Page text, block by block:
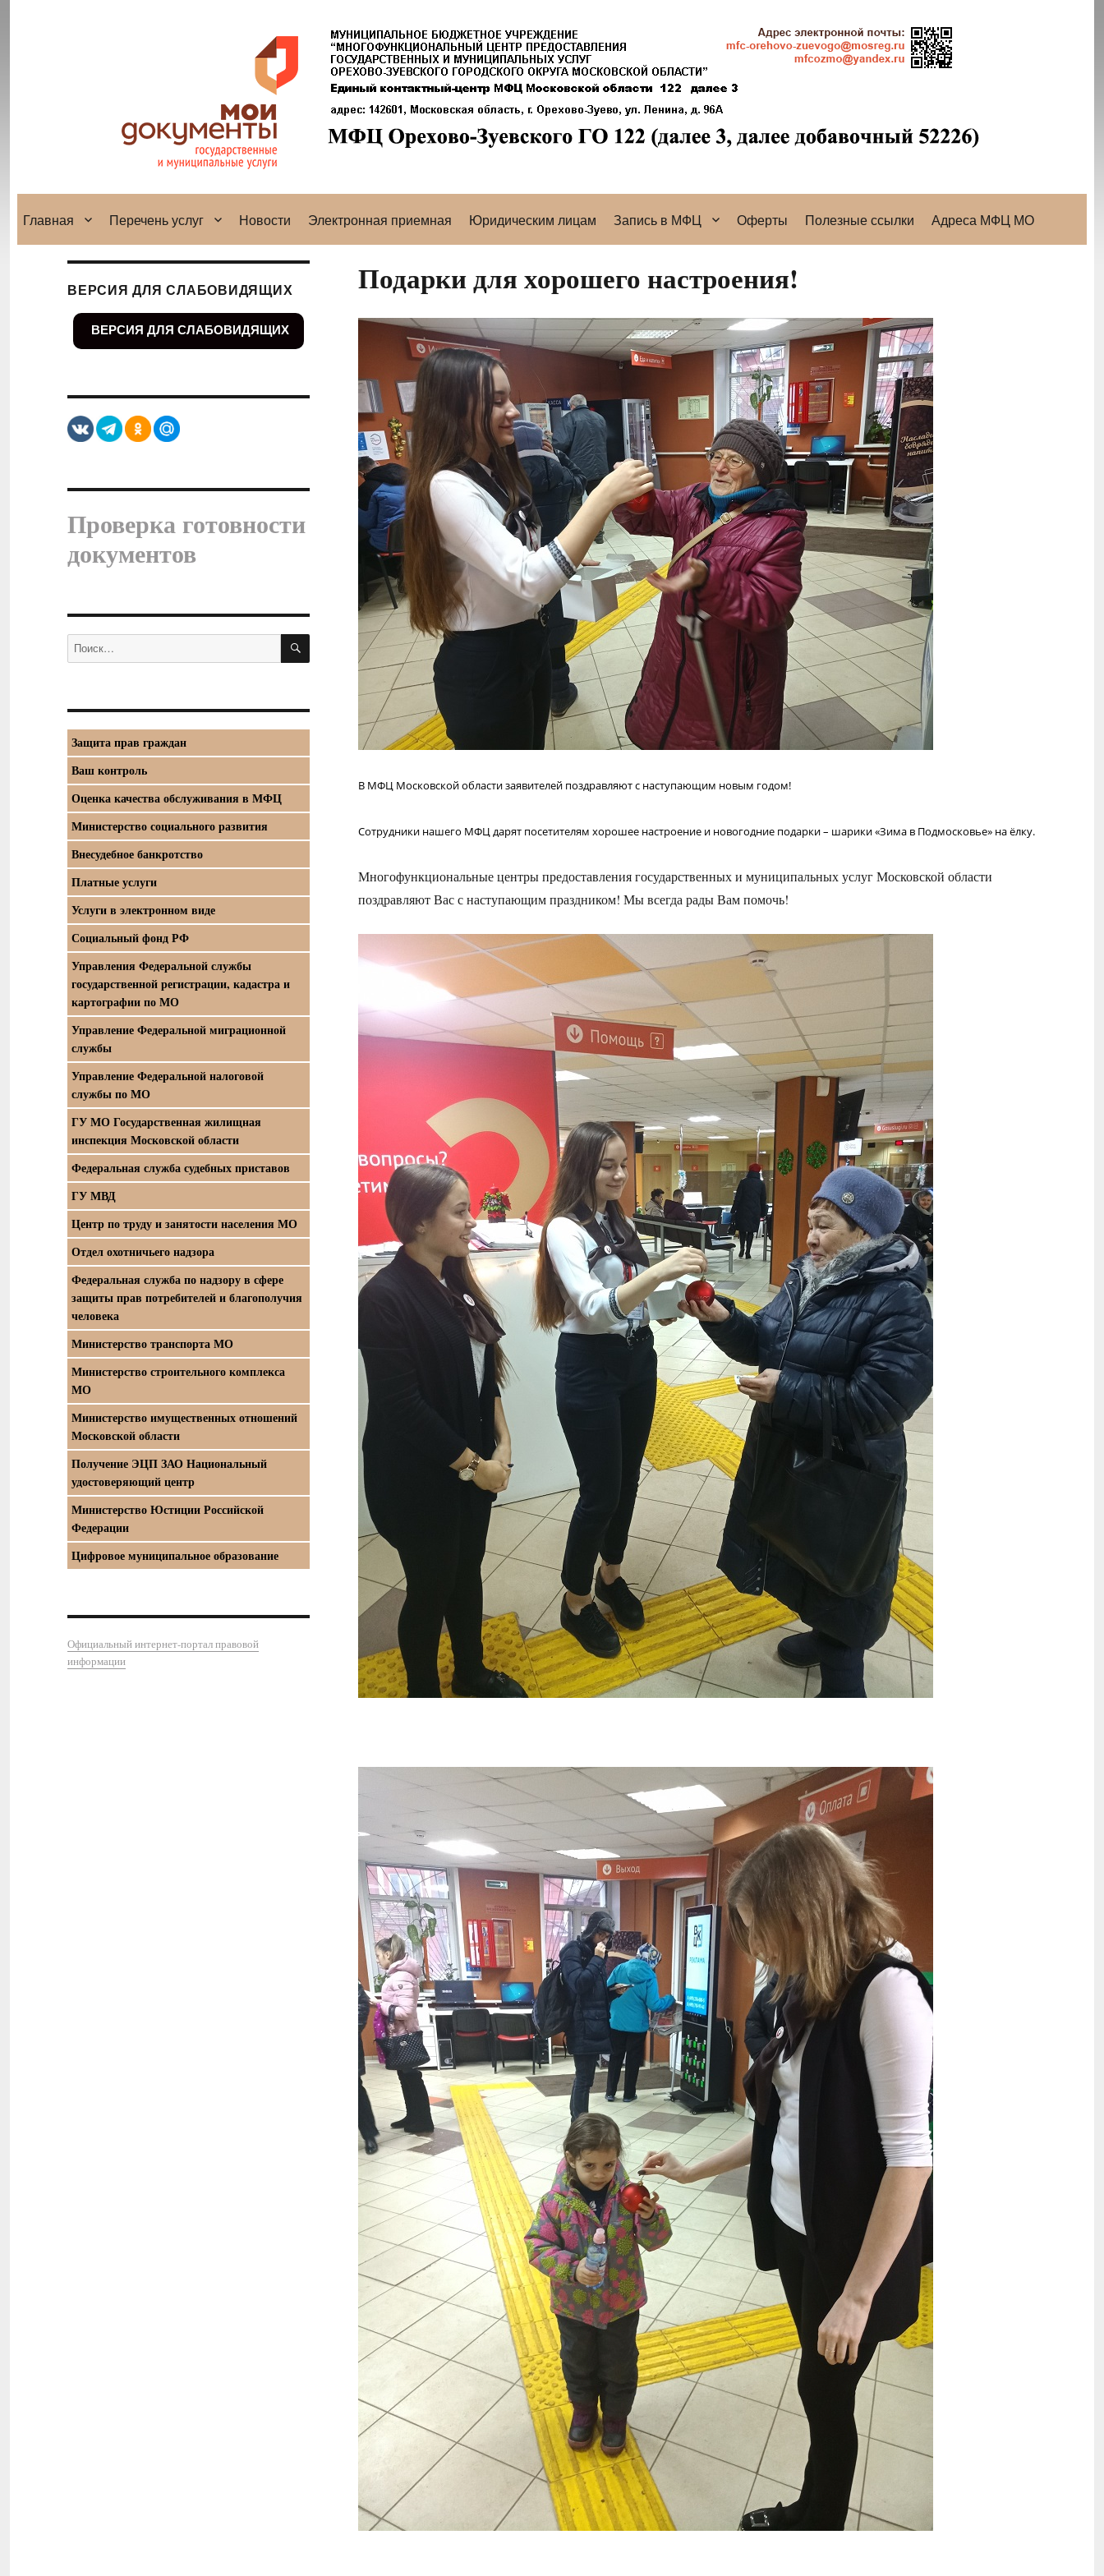
Главная Перечень услуг Новости Электронная приемная Юридическим лицам Запись в МФЦ Оферты Полезные ссылки Адреса МФЦ МО
Подарки для хорошего настроения!
В МФЦ Московской области заявителей поздравляют с наступающим новым годом!
Сотрудники нашего МФЦ дарят посетителям хорошее настроение и новогодние подарки – шарики «Зима в Подмосковье» на ёлку.
Многофункциональные центры предоставления государственных и муниципальных услуг Московской области
поздравляют Вас с наступающим праздником! Мы всегда рады Вам помочь!
ВЕРСИЯ ДЛЯ СЛАБОВИДЯЩИХ
ВЕРСИЯ ДЛЯ СЛАБОВИДЯЩИХ
Проверка готовности
документов
Искать: ПОИСК
Защита прав граждан
Ваш контроль
Оценка качества обслуживания в МФЦ
Министерство социального развития
Внесудебное банкротство
Платные услуги
Услуги в электронном виде
Социальный фонд РФ
Управления Федеральной службы
государственной регистрации, кадастра и
картографии по МО
Управление Федеральной миграционной
службы
Управление Федеральной налоговой
службы по МО
ГУ МО Государственная жилищная
инспекция Московской области
Федеральная служба судебных приставов
ГУ МВД
Центр по труду и занятости населения МО
Отдел охотничьего надзора
Федеральная служба по надзору в сфере
защиты прав потребителей и благополучия
человека
Министерство транспорта МО
Министерство строительного комплекса
МО
Министерство имущественных отношений
Московской области
Получение ЭЦП ЗАО Национальный
удостоверяющий центр
Министерство Юстиции Российской
Федерации
Цифровое муниципальное образование
Официальный интернет-портал правовой
информации